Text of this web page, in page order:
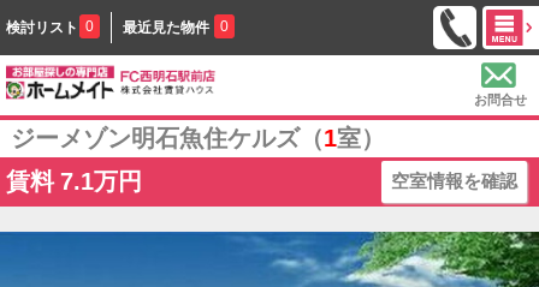
検討リスト 0 最近見た物件 0
お問合せ
ジーメゾン明石魚住ケルズ（1室）
賃料 7.1万円 空室情報を確認